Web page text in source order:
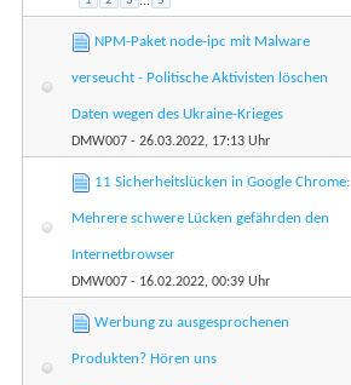
NPM-Paket node-ipc mit Malware
verseucht - Politische Aktivisten löschen
Daten wegen des Ukraine-Krieges
DMW007 - 26.03.2022, 17:13 Uhr
11 Sicherheitslücken in Google Chrome:
Mehrere schwere Lücken gefährden den
Internetbrowser
DMW007 - 16.02.2022, 00:39 Uhr
Werbung zu ausgesprochenen
Produkten? Hören uns